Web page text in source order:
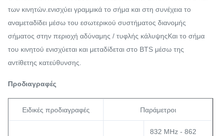
των κινητών.ενισχύει γραμμικά το σήμα και στη συνέχεια το
αναμεταδίδει μέσω του εσωτερικού συστήματος διανομής
σήματος στην περιοχή αδύναμης / τυφλής κάλυψηςΚαι το σήμα
του κινητού ενισχύεται και μεταδίδεται στο BTS μέσω της
αντίθετης κατεύθυνσης.
Προδιαγραφές
Ειδικές προδιαγραφές Παράμετροι
832 MHz - 862